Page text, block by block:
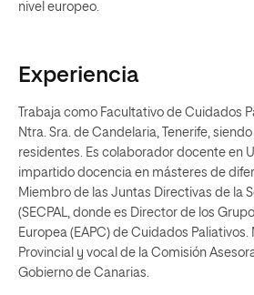
nivel europeo.
Experiencia
Trabaja como Facultativo de Cuidados
Ntra. Sra. de Candelaria, Tenerife,
residentes. Es colaborador docente en
impartido docencia en másteres de
Miembro de las Juntas Directivas de la
(SECPAL, donde es Director de los
Europea (EAPC) de Cuidados
Provincial y vocal de la Comisión
Gobierno de Canarias.